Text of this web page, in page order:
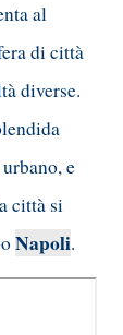
al
di città
diverse.
e
città si
Napoli.